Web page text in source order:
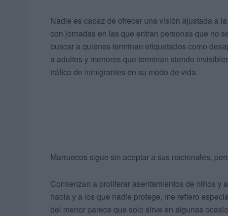
Nadie es capaz de ofrecer una visión ajustada a
con jornadas en las que entran personas que no
buscar a quienes terminan etiquetados como
a adultos y menores que terminan siendo
tráfico de inmigrantes en su modo de vida.
Marruecos sigue sin aceptar a sus nacionales,
Comienzan a proliferar asentamientos de niños y
habla y a los que nadie protege, me refiero
del menor parece que solo sirve en algunas